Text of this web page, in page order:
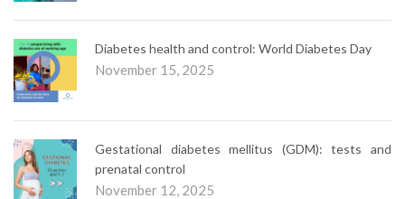
Diabetes health and control: World Diabetes Day
November 15, 2025
Gestational diabetes mellitus (GDM): tests and
prenatal control
November 12, 2025